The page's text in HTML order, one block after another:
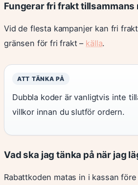
Fungerar fri frakt tillsammans
Vid de flesta kampanjer kan fri
gränsen för fri frakt – källa.
ATT TÄNKA PÅ
Dubbla koder är vanligtvis inte
villkor innan du slutför ordern.
Vad ska jag tänka på när jag
Rabattkoden matas in i kassan